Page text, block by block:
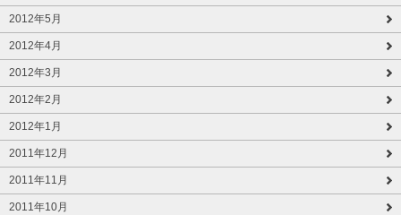
2012年5月
2012年4月
2012年3月
2012年2月
2012年1月
2011年12月
2011年11月
2011年10月